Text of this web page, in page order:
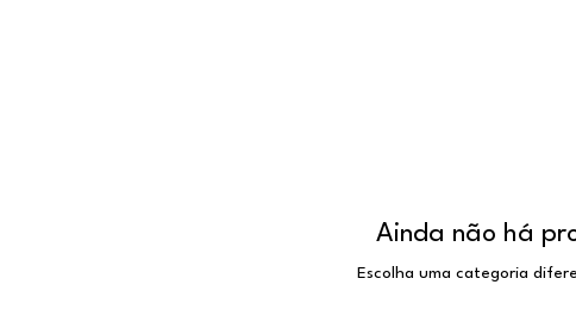
Ainda não há
Escolha uma categoria